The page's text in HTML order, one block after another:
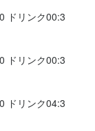
ドリンク00:3
ドリンク00:3
ドリンク04:3
運営全般を行っ
ルに発揮してく
っています！
アップします！
押せる存在であ
たい」
ョン・スタッフ
貢献して下さ
っていただきま
アップします！
押せる存在であ
たい」